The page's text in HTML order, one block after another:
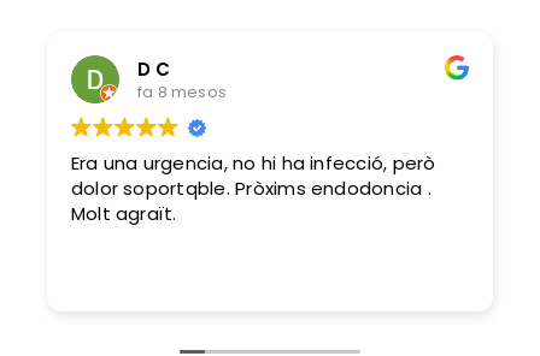
D C
fa 8 mesos
Era una urgencia, no hi ha infecció, però
dolor soportqble. Pròxims endodoncia .
Molt agraït.